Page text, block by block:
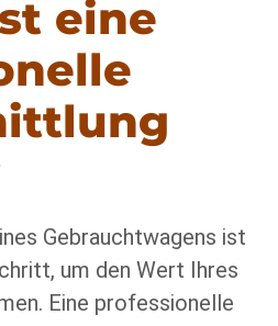
eine
Gebrauchtwagens ist
um den Wert Ihres
Eine professionelle